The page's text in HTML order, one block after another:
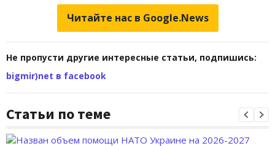
Читайте нас в Google.News
Не пропусти другие интересные статьи, подпишись:
bigmir)net в facebook
Статьи по теме